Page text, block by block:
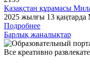
Қазақстан құрамасы
2025 жылғы 13
Подробнее
Барлық жаңалықтар
Все креативно